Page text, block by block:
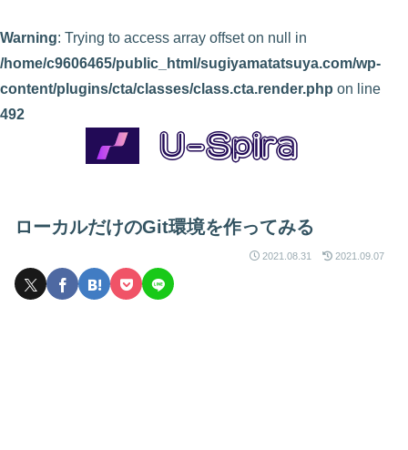
Warning: Trying to access array offset on null in
/home/c9606465/public_html/sugiyamatatsuya.com/wp-
content/plugins/cta/classes/class.cta.render.php on line
492
ローカルだけのGit環境を作ってみる
2021.08.31 2021.09.07